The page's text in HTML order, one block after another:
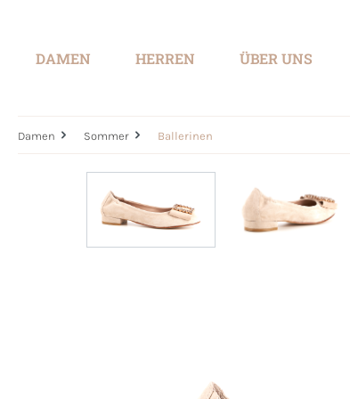
DAMEN HERREN ÜBER UNS
Damen Sommer Ballerinen